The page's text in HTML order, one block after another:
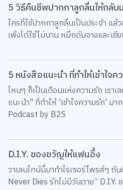
5 วิธีคืนชีพปากกาลูกลื่นให้กลับ
ใครที่ใช้ปากกาลูกลื่นเป็นประจำ แล้
เพิ่งได้ใช้ไม่นาน หมึกดันจางและเขี
5 หนังสือแนะนำ ที่ทำให้เข้าใจ
ไหนๆ ก็เป็นเดือนแห่งความรัก เรา
แนะนำ" ที่ทำให้ 'เข้าใจความรัก' ม
Podcast by B2S
D.I.Y. ของขวัญให้แฟนอึ้ง
วาเลนไทน์นี้มาทำไรเซอร์ไพรส์ๆ กั
Never Dies รักไม่มีวันตาย” D.I.Y.